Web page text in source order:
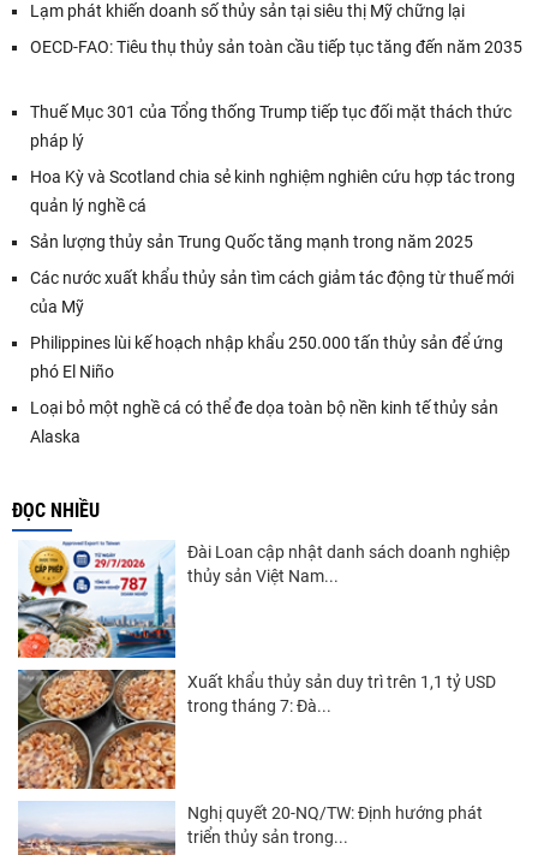
Lạm phát khiến doanh số thủy sản tại siêu thị Mỹ chững lại
OECD-FAO: Tiêu thụ thủy sản toàn cầu tiếp tục tăng đến năm 2035
Thuế Mục 301 của Tổng thống Trump tiếp tục đối mặt thách thức
pháp lý
Hoa Kỳ và Scotland chia sẻ kinh nghiệm nghiên cứu hợp tác trong
quản lý nghề cá
Sản lượng thủy sản Trung Quốc tăng mạnh trong năm 2025
Các nước xuất khẩu thủy sản tìm cách giảm tác động từ thuế mới
của Mỹ
Philippines lùi kế hoạch nhập khẩu 250.000 tấn thủy sản để ứng
phó El Niño
Loại bỏ một nghề cá có thể đe dọa toàn bộ nền kinh tế thủy sản
Alaska
ĐỌC NHIỀU
Đài Loan cập nhật danh sách doanh nghiệp
thủy sản Việt Nam...
Xuất khẩu thủy sản duy trì trên 1,1 tỷ USD
trong tháng 7: Đà...
Nghị quyết 20-NQ/TW: Định hướng phát
triển thủy sản trong...